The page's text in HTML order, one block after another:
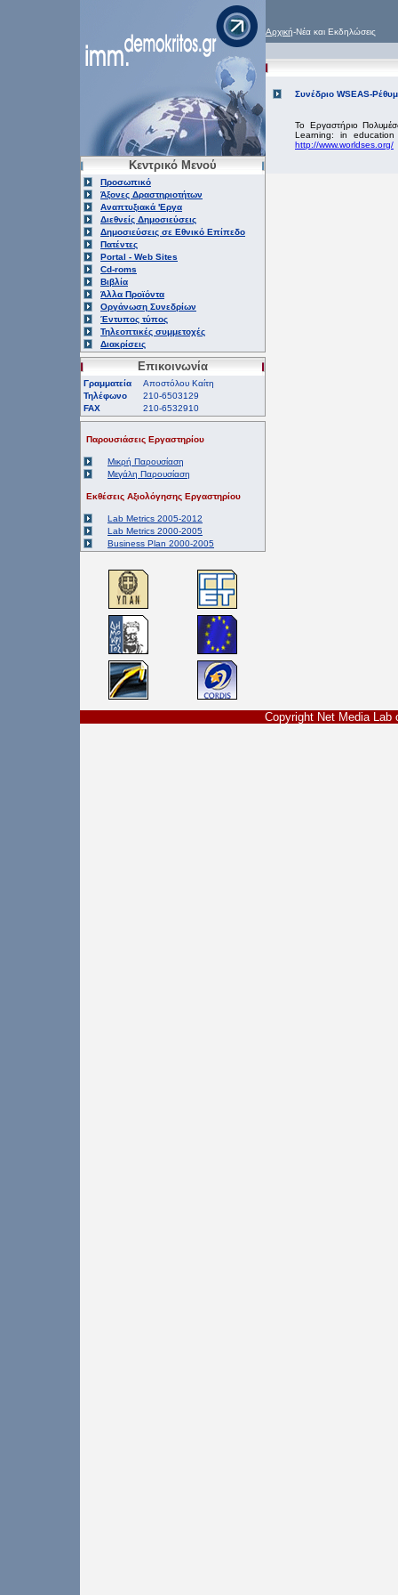
Κεντρικό Μενού
Προσωπικό
Άξονες Δραστηριοτήτων
Αναπτυξιακά 'Εργα
Διεθνείς Δημοσιεύσεις
Δημοσιεύσεις σε Εθνικό Επίπεδο
Πατέντες
Portal - Web Sites
Cd-roms
Βιβλία
Άλλα Προϊόντα
Οργάνωση Συνεδρίων
Έντυπος τύπος
Τηλεοπτικές συμμετοχές
Διακρίσεις
Επικοινωνία
Γραμματεία
Αποστόλου Καίτη
Τηλέφωνο
210-6503129
FAX
210-6532910
Παρουσιάσεις Εργαστηρίου
Μικρή Παρουσίαση
Μεγάλη Παρουσίαση
Εκθέσεις Αξιολόγησης Εργαστηρίου
Lab Metrics 2005-2012
Lab Metrics 2000-2005
Business Plan 2000-2005
Αρχική-Νέα και Εκδηλώσεις
Συνέδριο WSEAS-
Το Εργαστήριο
Learning: in education
http://www.worldses.org/
Copyright Net Media Lab